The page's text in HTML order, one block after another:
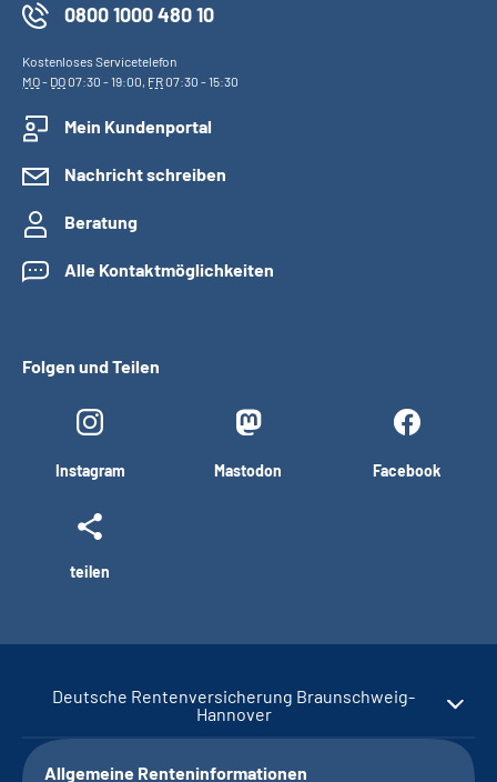
0800 1000 480 10
Kostenloses Servicetelefon
MO- DO07:30 - 19:00, FR07:30 - 15:30
Mein Kundenportal
Nachricht schreiben
Beratung
Alle Kontaktmöglichkeiten
Folgen und Teilen
Instagram Mastodon Facebook
teilen
Deutsche Rentenversicherung Braunschweig-
Hannover
Allgemeine Renteninformationen